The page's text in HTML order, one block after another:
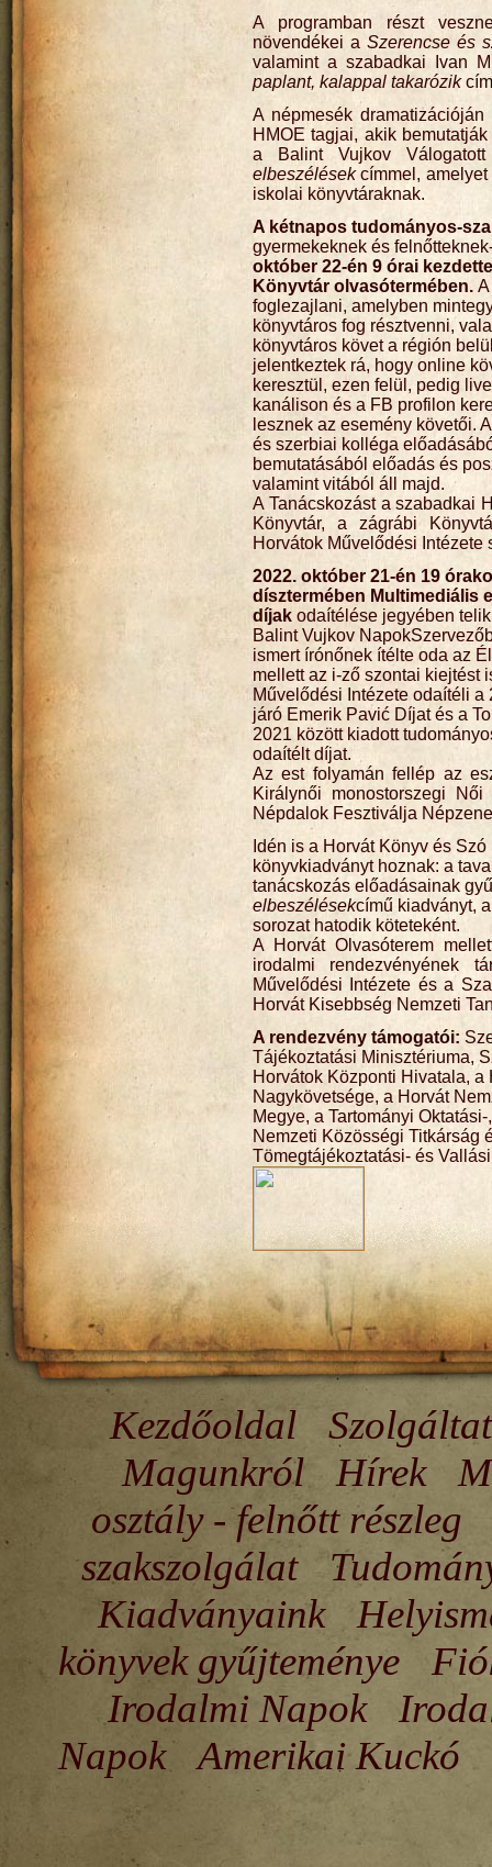
A programban részt
növendékei a Szerencse és
valamint a szabadkai Ivan
paplant, kalappal takarózik
A népmesék
HMOE tagjai, akik
a Balint Vujkov
elbeszélésekcímmel, amelyet
iskolai könyvtáraknak.
A kétnapos tudományos-
gyermekeknek és
október 22-én 9 órai
Könyvtár olvasótermében.
foglezajlani, amelyben
könyvtáros fog résztvenni,
könyvtáros követ a régión
jelentkeztek rá, hogy online
keresztül, ezen felül, pedig
kanálison és a FB profilon
lesznek az esemény követői.
és szerbiai kolléga
bemutatásából előadás és
valamint vitából áll majd.
A Tanácskozást a szabadkai
Könyvtár, a zágrábi
Horvátok Művelődési Intézete
2022. október 21-én 19
dísztermében Multimediális
díjak odaítélése jegyében telik
Balint Vujkov
ismert írónőnek ítélte oda az
mellett az i-ző szontai kiejtést
Művelődési Intézete odaítéli
járó Emerik Pavić Díjat és a
2021 között kiadott
odaítélt díjat.
Az est folyamán fellép az
Királynői monostorszegi
Népdalok Fesztiválja
Idén is a Horvát Könyv és
könyvkiadványt hoznak: a
tanácskozás előadásainak
elbeszélésekcímű kiadványt,
sorozat hatodik köteteként.
A Horvát Olvasóterem
irodalmi rendezvényének
Művelődési Intézete és a
Horvát Kisebbség Nemzeti
A rendezvény támogatói:
Tájékoztatási Minisztériuma,
Horvátok Központi Hivatala,
Nagykövetsége, a Horvát
Megye, a Tartományi
Nemzeti Közösségi Titkárság
Tömegtájékoztatási- és
Kezdőoldal
Magunkról
Hírek
osztály - felnőtt részleg
szakszolgálat
Kiadványaink
könyvek gyűjteménye
Irodalmi Napok
Napok
Amerikai Kuckó